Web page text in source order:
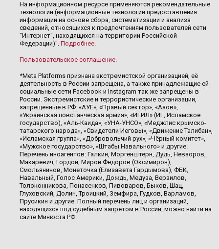
На информационном ресурсе применяются рекомендательные
технологии (информационные технологии предоставления
информации на основе сбора, систематизации и анализа
сведений, относящихся к предпочтениям пользователей сети
"Интернет", находящихся на территории Российской
Федерации)". Подробнее.
Пользовательское соглашение.
*Meta Platforms признана экстремистской организацией, её
деятельность в России запрещена, а также принадлежащие ей
социальные сети Facebook и Instagram так же запрещены в
России. Экстремистские и террористические организации,
запрещенные в РФ: «АУЕ», «Правый сектор», «Азов»,
«Украинская повстанческая армия», «ИГИЛ» (ИГ, Исламское
государство), «Аль-Каида», «УНА-УНСО», «Меджлис крымско-
татарского народа», «Свидетели Иеговы», «Движение Талибан»,
«Исламская группа», «Добровольчий рух», «Чёрный комитет»,
«Мужское государство», «Штабы Навального» и другие.
Перечень иноагентов: Галкин, Моргенштерн, Дудь, Невзоров,
Макаревич, Гордон, Мирон Фёдоров (Оксимирон),
Смольянинов, Монеточка (Елизавета Гардымова), ФБК,
Навальный, Голос Америки, Дождь, Медуза, Верзилов,
Толоконникова, Понасенков, Пивоваров, Быков, Шац,
Глуховский, Долин, Троицкий, Земфира, Гудков, Варламов,
Прусикин и другие. Полный перечень лиц и организаций,
находящихся под судебным запретом в России, можно найти на
сайте Минюста РФ.